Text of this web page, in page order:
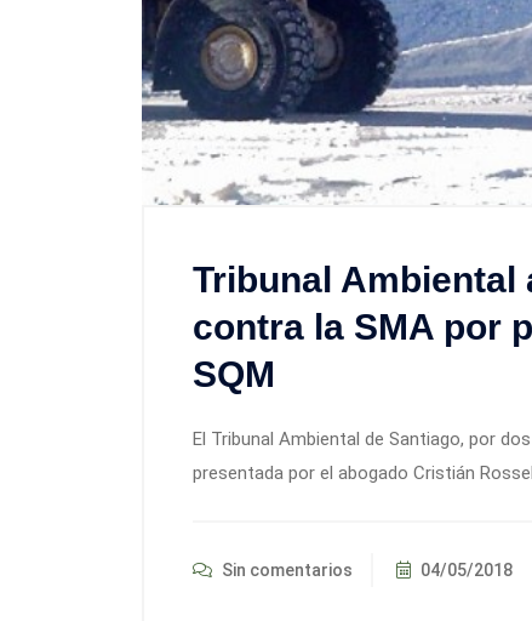
Tribunal
contra la SMA por
SQM
El Tribunal Ambiental de Santiago, por
presentada por el abogado Cristián
Sin comentarios 04/05/2018